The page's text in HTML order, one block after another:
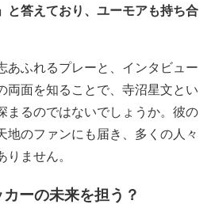
と答えており、ユーモアも持ち合
あふれるプレーと、インタビュー
両面を知ることで、寺沼星文とい
まるのではないでしょうか。彼の
地のファンにも届き、多くの人々
ません。
ーの未来を担う？